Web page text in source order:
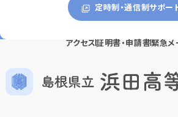
定時制・通信制サポー
アクセス証明書・申請書緊急メ